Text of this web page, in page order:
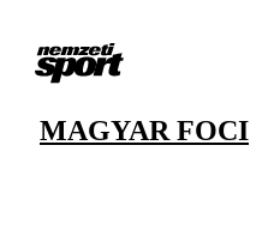
MAGYAR FOCI